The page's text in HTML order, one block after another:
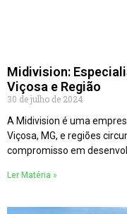
Midivision:
Viçosa e Região
30 de julho de 2024
A Midivision é uma
Viçosa, MG, e regiões
compromisso em
Ler Matéria »